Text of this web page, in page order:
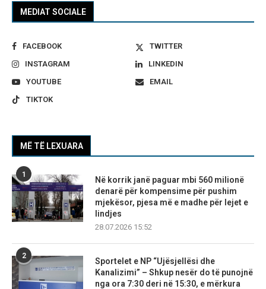
MEDIAT SOCIALE
FACEBOOK
TWITTER
INSTAGRAM
LINKEDIN
YOUTUBE
EMAIL
TIKTOK
MË TË LEXUARA
1
Në korrik janë paguar mbi 560 milionë
denarë për kompensime për pushim
mjekësor, pjesa më e madhe për lejet e
lindjes
28.07.2026 15:52
2
Sportelet e NP “Ujësjellësi dhe
Kanalizimi” – Shkup nesër do të punojnë
nga ora 7:30 deri në 15:30, e mërkura